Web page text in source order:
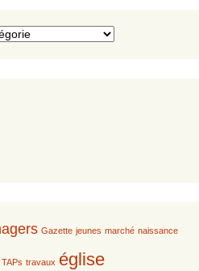
Gazette jeunes marché naissance
TAPs travaux église